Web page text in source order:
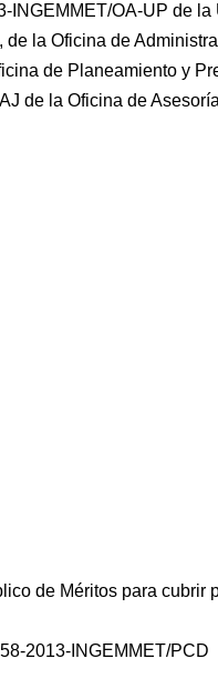
INGEMMET/OA-UP de
la Oficina de
de Planeamiento y
de la Oficina de Asesoría
de Méritos para cubrir
2013-INGEMMET/PCD